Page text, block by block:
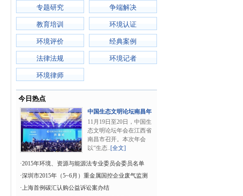
专题研究 争端解决
教育培训 环境认证
环境评价 经典案例
法律法规 环境记者
环境律师
今日热点
中国生态文明论坛南昌年
会召开
11月19日至20日，中国生
态文明论坛年会在江西省
南昌市召开。本次年会
以“生态..[全文]
·2015年环境、资源与能源法专业委员会委员名单
·深圳市2015年（5~6月）重金属国控企业废气监测
数据
·上海首例碳汇认购公益诉讼案办结